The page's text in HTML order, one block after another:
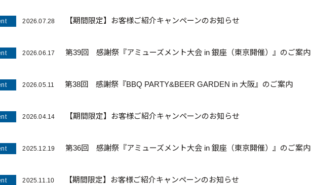
2026.07.28 【期間限定】お客様ご紹介キャンペーンのお知らせ
2026.06.17 第39回 感謝祭『アミューズメント大会 in 銀座（東京開催）』のご案内
2026.05.11 第38回 感謝祭『BBQ PARTY&BEER GARDEN in 大阪』のご案内
2026.04.14 【期間限定】お客様ご紹介キャンペーンのお知らせ
2025.12.19 第36回 感謝祭『アミューズメント大会 in 銀座（東京開催）』のご案内
2025.11.10 【期間限定】お客様ご紹介キャンペーンのお知らせ